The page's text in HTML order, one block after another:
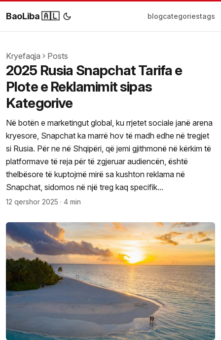
BaoLiba 🇦🇱 blogcategoriestags
Kryefaqja Posts
2025 Rusia Snapchat Tarifa e
Plote e Reklamimit sipas
Kategorive
Në botën e marketingut global, ku rrjetet sociale janë arena
kryesore, Snapchat ka marrë hov të madh edhe në tregjet
si Rusia. Për ne në Shqipëri, që jemi gjithmonë në kërkim të
platformave të reja për të zgjeruar audiencën, është
thelbësore të kuptojmë mirë sa kushton reklama në
Snapchat, sidomos në një treg kaq specifik...
12 qershor 2025 · 4 min